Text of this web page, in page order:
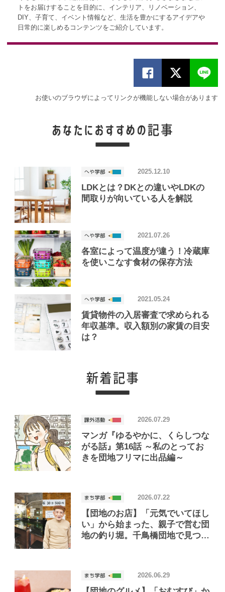
トをお届けすることを目的に、インテリア、リノベーション、
DIY、子育て、イベント情報など、生活を豊かにするアイデアや
日常的に楽しめるコンテンツをご紹介しています。
お使いのブラウザによってリンクが機能しない場合があります
LDKとは？DKとの違いやLDKの
間取りが向いている人を解説
2025.12.10
各室によって温度が違う！冷蔵庫
を使いこなす食材の保存方法
2021.07.26
賃貸物件の入居審査で求められる
年収基準。収入額別の家賃の目安
は？
2021.05.24
マンガ『ゆるやかに、くらしつな
がる話』第16話 ～私のとってお
きを団地フリマに出品編～
2026.07.29
【団地のお店】「元気でいてほし
い」から始まった、親子で営む団
地の釣り堀。千鳥橋団地で見つけ
2026.07.22
2026.06.29